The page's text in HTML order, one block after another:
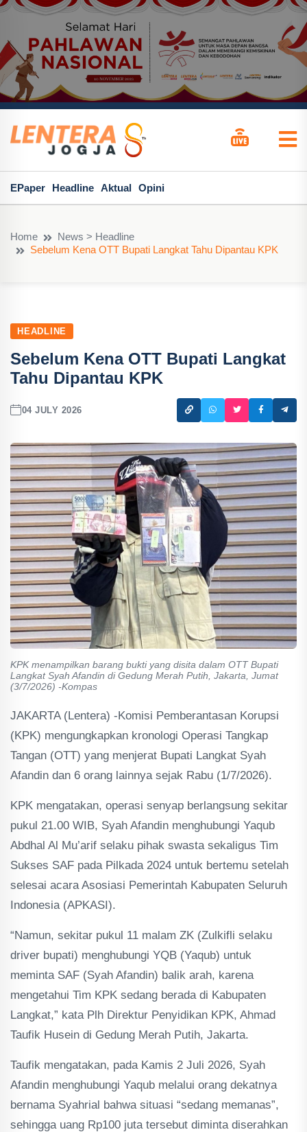
EPaper Headline Aktual Opini
Home
News > Headline
Sebelum Kena OTT Bupati Langkat Tahu Dipantau KPK
HEADLINE
Sebelum Kena OTT Bupati Langkat
Tahu Dipantau KPK
04 JULY 2026
KPK menampilkan barang bukti yang disita dalam OTT Bupati
Langkat Syah Afandin di Gedung Merah Putih, Jakarta, Jumat
(3/7/2026) -Kompas
JAKARTA (Lentera) -Komisi Pemberantasan Korupsi
(KPK) mengungkapkan kronologi Operasi Tangkap
Tangan (OTT) yang menjerat Bupati Langkat Syah
Afandin dan 6 orang lainnya sejak Rabu (1/7/2026).
KPK mengatakan, operasi senyap berlangsung sekitar
pukul 21.00 WIB, Syah Afandin menghubungi Yaqub
Abdhal Al Mu’arif selaku pihak swasta sekaligus Tim
Sukses SAF pada Pilkada 2024 untuk bertemu setelah
selesai acara Asosiasi Pemerintah Kabupaten Seluruh
Indonesia (APKASI).
“Namun, sekitar pukul 11 malam ZK (Zulkifli selaku
driver bupati) menghubungi YQB (Yaqub) untuk
meminta SAF (Syah Afandin) balik arah, karena
mengetahui Tim KPK sedang berada di Kabupaten
Langkat,” kata Plh Direktur Penyidikan KPK, Ahmad
Taufik Husein di Gedung Merah Putih, Jakarta.
Taufik mengatakan, pada Kamis 2 Juli 2026, Syah
Afandin menghubungi Yaqub melalui orang dekatnya
bernama Syahrial bahwa situasi “sedang memanas”,
sehingga uang Rp100 juta tersebut diminta diserahkan